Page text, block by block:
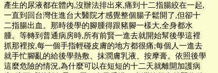
產生的尿液都在體內,沒辦法排出來,痛到十二指腸絞在一起,
一直到回台灣住進台大醫院才感覺整個腸子鬆開了,但卻十
二指腸出血。那時後學的腳腫得跟豬腳一樣大,全身都水
腫。等轉到普通病房時,所有前賢一進去就開始幫後學這裡
抓那裡按,每一個手指輕碰皮膚的地方都很痛;每個人一進去
就手忙腳亂的給後學熱敷、抹潤膚乳液、按摩膏。依照後學
這麼危險的情況,為什麼可以在短短的十二天就離開加護病